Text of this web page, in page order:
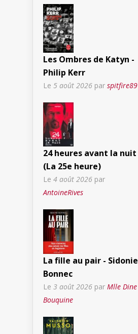
Les Ombres de Katyn -
Philip Kerr
Le 5 août 2026 par spitfire89
24 heures avant la nuit
(La 25e heure)
Le 4 août 2026 par
AntoineRives
La fille au pair - Sidonie
Bonnec
Le 3 août 2026 par Mlle Dine
Bouquine